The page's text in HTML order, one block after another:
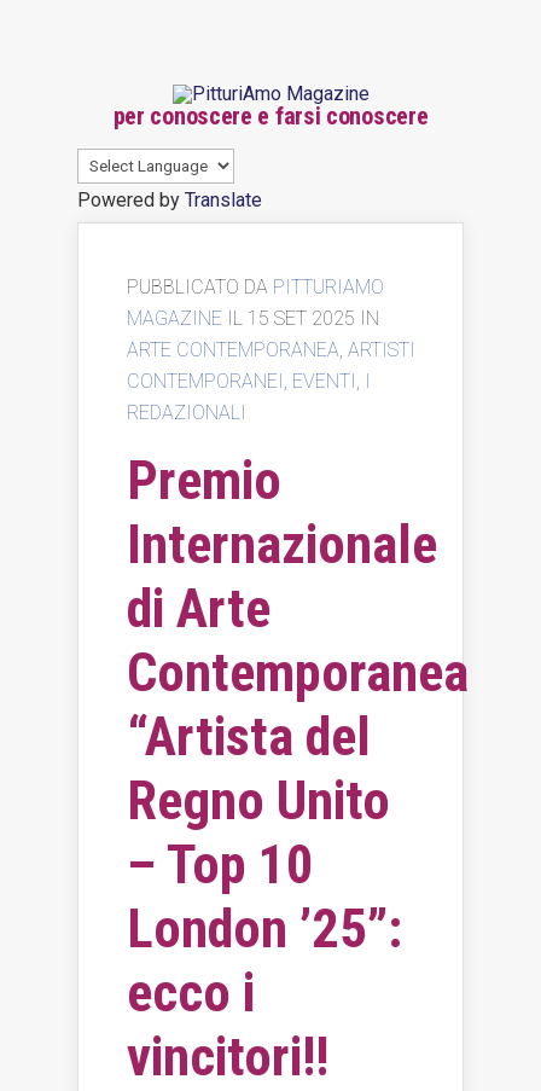
per conoscere e farsi conoscere
Powered by Translate
PUBBLICATO DA PITTURIAMO
MAGAZINE IL 15 SET 2025 IN
ARTE CONTEMPORANEA, ARTISTI
CONTEMPORANEI , EVENTI ,
REDAZIONALI
Premio
Internazionale
di Arte
Contemporanea
“Artista del
Regno Unito
– Top 10
London ’25”:
ecco i
vincitori!!